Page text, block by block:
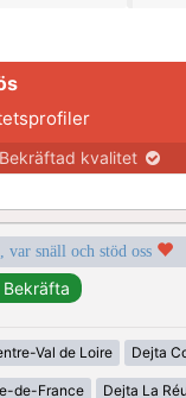
Bekräftad kvalitet
var snäll och stöd oss
Val de Loire Dejta
de-France Dejta La